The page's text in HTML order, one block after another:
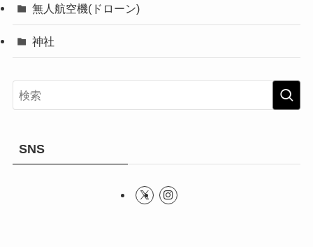
無人航空機(ドローン)
神社
SNS